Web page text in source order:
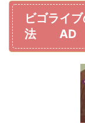
ビゴライ
法 AD